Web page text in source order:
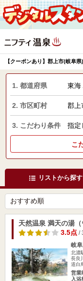
【クーポンあり】郡上市(岐阜
1. 都道府県 東海
2. 市区町村 郡上
3. こだわり条件 指定
こ
リストから探す
天然温泉 満天の湯（
3.5点/
岐
北濃
長良
道白
営業
入浴